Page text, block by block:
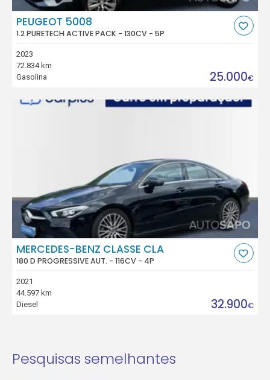
PEUGEOT 5008
1.2 PURETECH ACTIVE PACK - 130CV - 5P
2023
72.834 km
Gasolina
25.000€
MERCEDES-BENZ CLASSE CLA
180 D PROGRESSIVE AUT. - 116CV - 4P
2021
44.597 km
Diesel
32.900€
Pesquisas semelhantes